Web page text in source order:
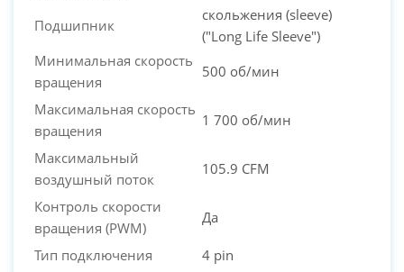
Подшипник
скольжения (sleeve)
("Long Life Sleeve")
Минимальная скорость
вращения
500 об/мин
Максимальная скорость
вращения
1 700 об/мин
Максимальный
воздушный поток
105.9 CFM
Контроль скорости
вращения (PWM)
Да
Тип подключения
4 pin